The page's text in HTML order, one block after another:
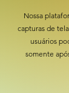
Nossa
capturas de
usuários
somente